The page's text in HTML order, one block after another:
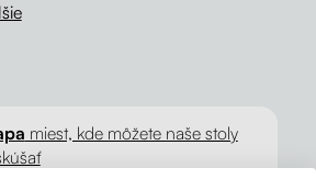
miest, kde môžete naše stoly